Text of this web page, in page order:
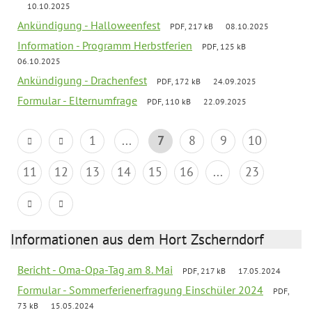
10.10.2025
Ankündigung - Halloweenfest PDF, 217 kB 08.10.2025
Information - Programm Herbstferien
PDF, 125 kB
06.10.2025
Ankündigung - Drachenfest PDF, 172 kB 24.09.2025
Formular - Elternumfrage PDF, 110 kB 22.09.2025
1 ... 7 8 9
10
11
12 13 14 15 16 ... 23
Informationen aus dem Hort Zscherndorf
Bericht - Oma-Opa-Tag am 8. Mai PDF, 217 kB 17.05.2024
Formular - Sommerferienerfragung Einschüler 2024
PDF,
73 kB
15.05.2024